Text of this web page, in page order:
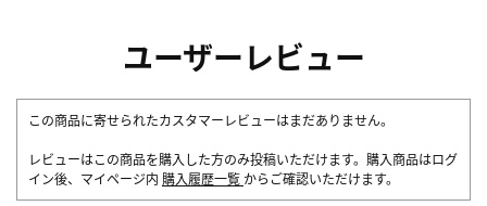
ユーザーレビュー
この商品に寄せられたカスタマーレビューはまだありません。
レビューはこの商品を購入した方のみ投稿いただけます。購入商品はログ
イン後、マイページ内 購入履歴一覧 からご確認いただけます。